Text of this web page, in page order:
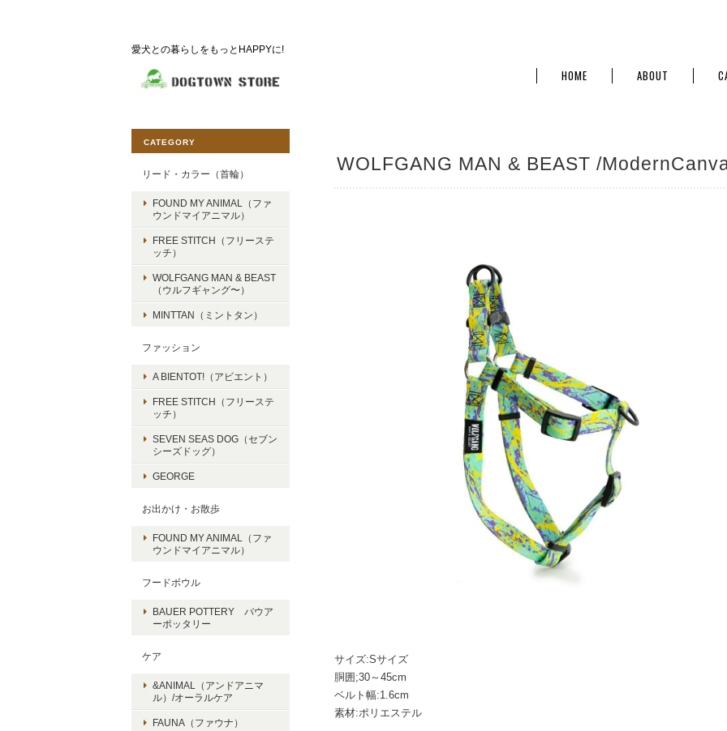
愛犬との暮らしをもっとHAPPYに!
HOME ABOUT
WOLFGANG MAN & BEAST /
サイズ:Sサイズ
胴囲;30～45cm
ベルト幅:1.6cm
素材:ポリエステル
CATEGORY
リード・カラー（首輪）
FOUND MY ANIMAL（ファ
ウンドマイアニマル）
FREE STITCH（フリーステ
ッチ）
WOLFGANG MAN & BEAST
（ウルフギャング〜）
MINTTAN（ミントタン）
ファッション
A BIENTOT!（アビエント）
FREE STITCH（フリーステ
ッチ）
SEVEN SEAS DOG（セブン
シーズドッグ）
GEORGE
お出かけ・お散歩
FOUND MY ANIMAL（ファ
ウンドマイアニマル）
フードボウル
BAUER POTTERY バウア
ーポッタリー
ケア
&ANIMAL（アンドアニマ
ル）/オーラルケア
FAUNA（ファウナ）